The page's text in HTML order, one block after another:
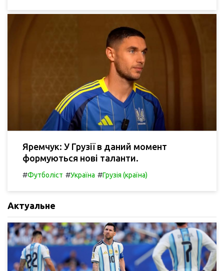
Яремчук: У Грузії в даний момент
формуються нові таланти.
#Футболіст #Україна #Грузія (країна)
Актуальне